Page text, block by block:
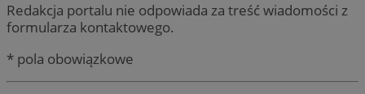
Redakcja portalu nie odpowiada za treść wiadomości z
formularza kontaktowego.
* pola obowiązkowe